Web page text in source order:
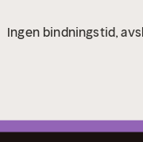
Ingen bindningstid,